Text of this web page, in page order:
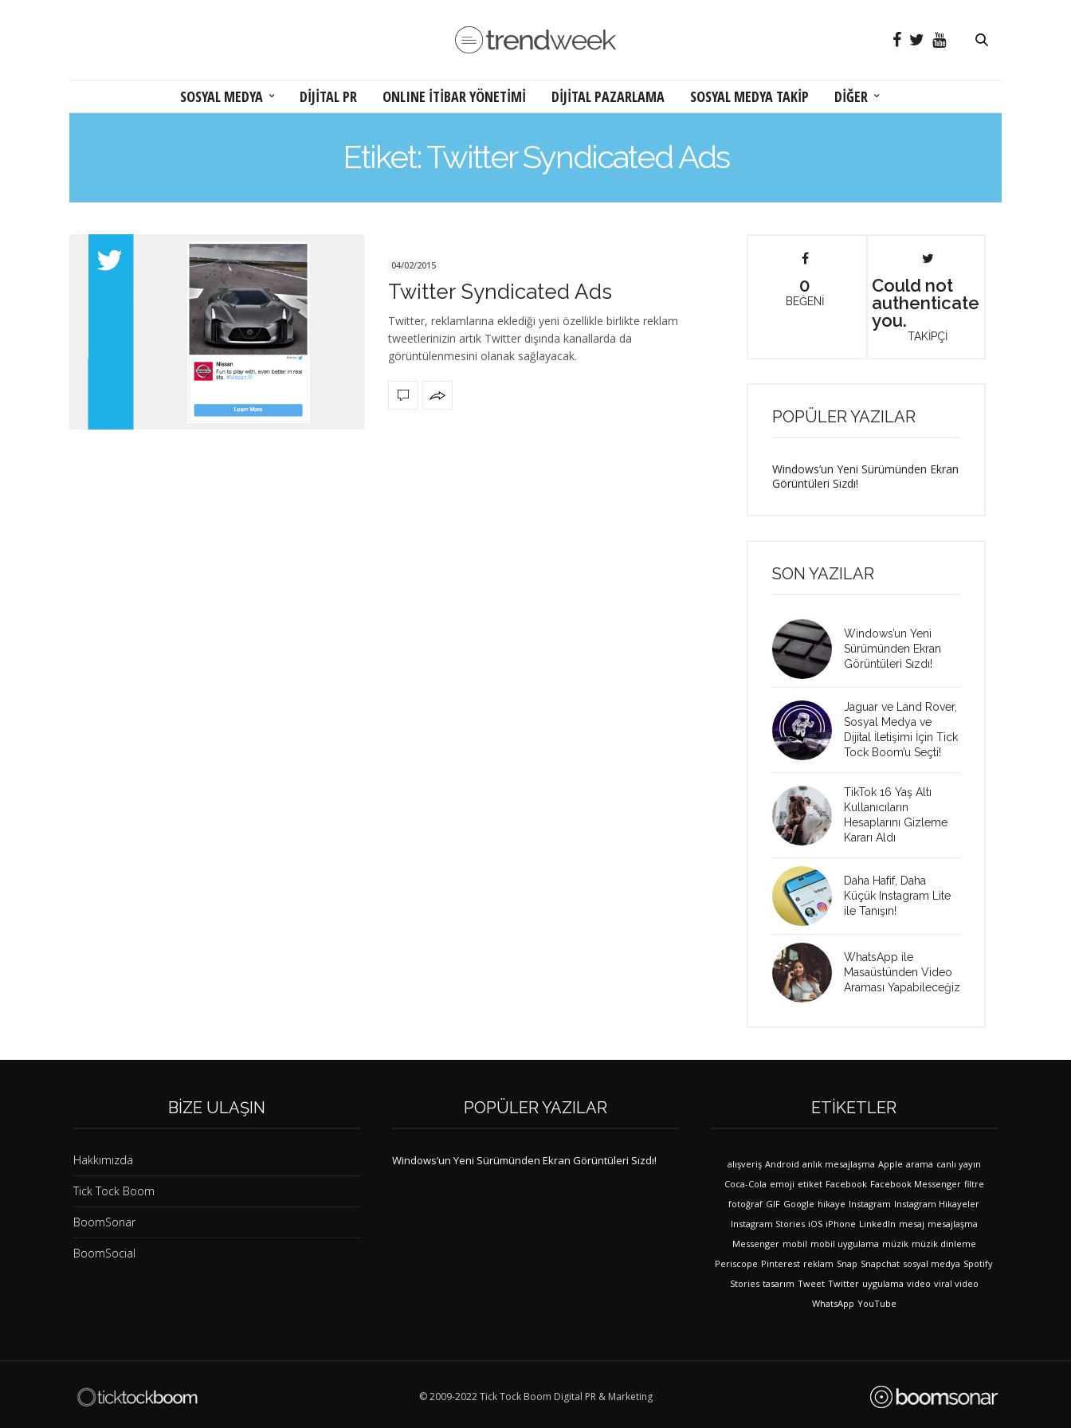
SOSYAL MEDYA DİJİTAL PR ONLINE İTİBAR YÖNETİMİ DİJİTAL PAZARLAMA SOSYAL MEDYA TAKİP DİĞER
Etiket: Twitter Syndicated Ads
04/02/2015
Twitter Syndicated Ads
Twitter, reklamlarına eklediği yeni özellikle birlikte reklam
tweetlerinizin artık Twitter dışında kanallarda da
görüntülenmesini olanak sağlayacak.
0
BEĞENİ
Could not
authenticate
you.
TAKİPÇİ
POPÜLER YAZILAR
Windows’un Yeni Sürümünden Ekran
Görüntüleri Sızdı!
SON YAZILAR
Windows’un Yeni
Sürümünden Ekran
Görüntüleri Sızdı!
Jaguar ve Land Rover,
Sosyal Medya ve
Dijital İletişimi İçin Tick
Tock Boom’u Seçti!
TikTok 16 Yaş Altı
Kullanıcıların
Hesaplarını Gizleme
Kararı Aldı
Daha Hafif, Daha
Küçük Instagram Lite
ile Tanışın!
WhatsApp ile
Masaüstünden Video
Araması Yapabileceğiz
BIZE ULAŞIN
Hakkımızda
Tick Tock Boom
BoomSonar
BoomSocial
POPÜLER YAZILAR
Windows’un Yeni Sürümünden Ekran Görüntüleri Sızdı!
ETIKETLER
alışveriş Android anlık mesajlaşma Apple arama canlı yayın
Coca-Cola emoji etiket Facebook Facebook Messenger filtre
fotoğraf GIF Google hikaye Instagram Instagram Hikayeler
Instagram Stories iOS iPhone LinkedIn mesaj mesajlaşma
Messenger mobil mobil uygulama müzik müzik dinleme
Periscope Pinterest reklam Snap Snapchat sosyal medya Spotify
Stories tasarım Tweet Twitter uygulama video viral video
WhatsApp YouTube
© 2009-2022 Tick Tock Boom Digital PR & Marketing